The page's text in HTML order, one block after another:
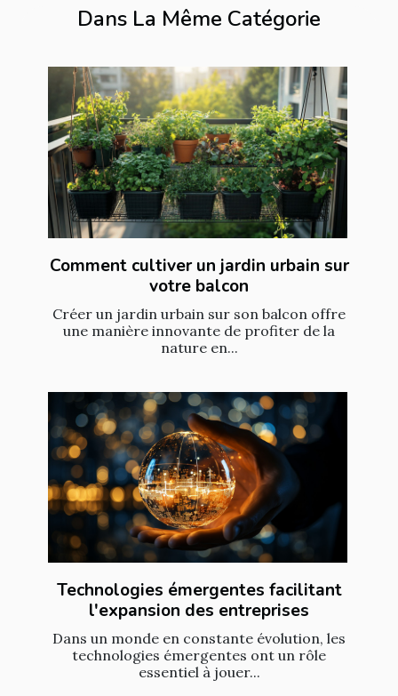
Dans La Même Catégorie
Comment cultiver un jardin urbain sur
votre balcon
Créer un jardin urbain sur son balcon offre
une manière innovante de profiter de la
nature en...
Technologies émergentes facilitant
l'expansion des entreprises
Dans un monde en constante évolution, les
technologies émergentes ont un rôle
essentiel à jouer...